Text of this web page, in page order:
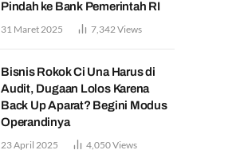
Pindah ke Bank Pemerintah RI
31 Maret 2025 7,342 Views
Bisnis Rokok Ci Una Harus di
Audit, Dugaan Lolos Karena
Back Up Aparat? Begini Modus
Operandinya
23 April 2025 4,050Views